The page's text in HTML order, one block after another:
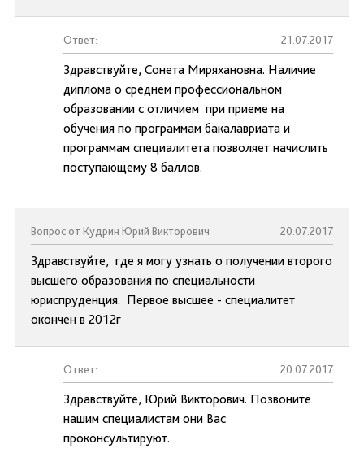
Ответ: 21.07.2017
Здравствуйте, Сонета Миряхановна. Наличие
диплома о среднем профессиональном
образовании с отличием при приеме на
обучения по программам бакалавриата и
программам специалитета позволяет начислить
поступающему 8 баллов.
Вопрос от Кудрин Юрий Викторович 20.07.2017
Здравствуйте, где я могу узнать о получении второго
высшего образования по специальности
юриспруденция. Первое высшее - специалитет
окончен в 2012г
Ответ: 20.07.2017
Здравствуйте, Юрий Викторович. Позвоните
нашим специалистам они Вас
проконсультируют.